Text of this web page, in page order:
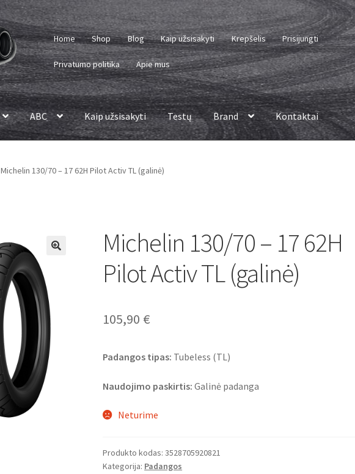
Home Shop Blog Kaip užsisakyti Krepšelis Prisijungti
Privatumo politika Apie mus
ABC Kaip užsisakyti Testų Brand Kontaktai
Michelin 130/70 – 17 62H Pilot Activ TL (galinė)
Michelin 130/70 – 17 62H
Pilot Activ TL (galinė)
105,90 €
Padangos tipas: Tubeless (TL)
Naudojimo paskirtis: Galinė padanga
Neturime
Produkto kodas:3528705920821
Kategorija: Padangos